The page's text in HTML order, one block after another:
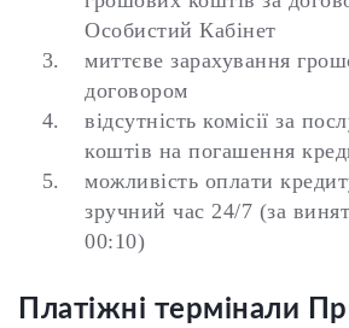
Особистий Кабінет
миттєве зарахування
договором
відсутність комісії за
коштів на погашення
можливість оплати
зручний час 24/7 (за
00:10)
Платіжні термінали